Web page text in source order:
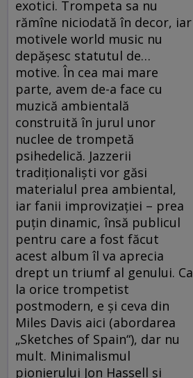
exotici. Trompeta sa nu
rămîne niciodată în decor, iar
motivele world music nu
depăşesc statutul de…
motive. În cea mai mare
parte, avem de-a face cu
muzică ambientală
construită în jurul unor
nuclee de trompetă
psihedelică. Jazzerii
tradiţionalişti vor găsi
materialul prea ambiental,
iar fanii improvizaţiei – prea
puţin dinamic, însă publicul
pentru care a fost făcut
acest album îl va aprecia
drept un triumf al genului. Ca
la orice trompetist
postmodern, e şi ceva din
Miles Davis aici (abordarea
„Sketches of Spain“), dar nu
mult. Minimalismul
pionierului Jon Hassell şi